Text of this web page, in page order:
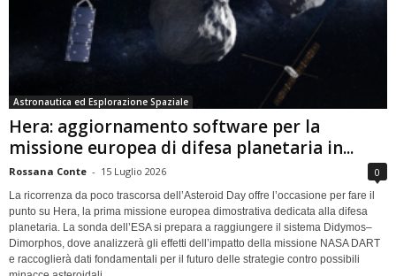
Astronautica ed Esplorazione Spaziale
Hera: aggiornamento software per la
missione europea di difesa planetaria in...
Rossana Conte - 15 Luglio 2026 0
La ricorrenza da poco trascorsa dell’Asteroid Day offre l’occasione per fare il
punto su Hera, la prima missione europea dimostrativa dedicata alla difesa
planetaria. La sonda dell’ESA si prepara a raggiungere il sistema Didymos–
Dimorphos, dove analizzerà gli effetti dell’impatto della missione NASA DART
e raccoglierà dati fondamentali per il futuro delle strategie contro possibili